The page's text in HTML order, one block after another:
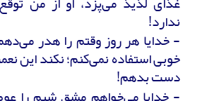
ندارد!
- خدایا هر روز وقتم را هدر
خوبی استفاده نمی‌کنم؛ نکند این
دست بدهم!